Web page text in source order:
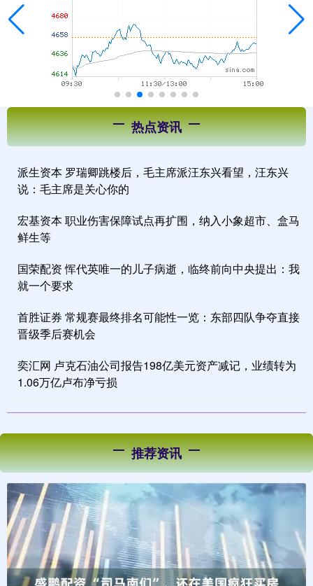
热点资讯
派生资本 罗瑞卿跳楼后，毛主席派汪东兴看望，汪东兴
说：毛主席是关心你的
宏基资本 职业伤害保障试点再扩围，纳入小象超市、盒马
鲜生等
国荣配资 恽代英唯一的儿子病逝，临终前向中央提出：我
就一个要求
首胜证券 常规赛最终排名可能性一览：东部四队争夺直接
晋级季后赛机会
奕汇网 卢克石油公司报告198亿美元资产减记，业绩转为
1.06万亿卢布净亏损
推荐资讯